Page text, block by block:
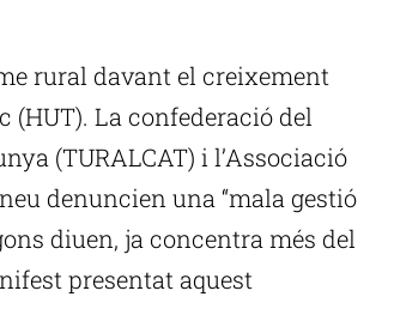
rural davant el creixement
(HUT). La confederació del
(TURALCAT) i l’Associació
denuncien una “mala gestió
diuen, ja concentra més del
presentat aquest